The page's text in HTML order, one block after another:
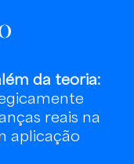
da teoria:
reais na
aplicação